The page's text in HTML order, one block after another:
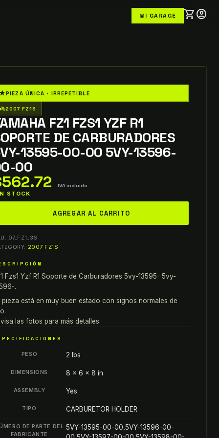
MI GARAGE shopping_cartaccount_circle
PIEZA ÚNICA · IRREPETIBLE
2007 FZ1S
FZ1 FZS1 YZF R1
DE CARBURADORES
13595-00-00 5VY-13596-
00
562.72 IVA incluido
STOCK
AGREGAR AL CARRITO
07_FZ1_36
2007 FZ1S
Fzs1 Yzf R1 Soporte de Carburadores 5vy-13595- 5vy-
.
pieza está en muy buen estado con signos normales de
las fotos para más detalles.
PESO 2 lbs
DIMENSIONS 8 × 6 × 8 in
ASSEMBLY Yes
TIPO CARBURETOR HOLDER
DE PARTE DEL
FABRICANTE
5VY-13595-00-00,5VY-13596-00-